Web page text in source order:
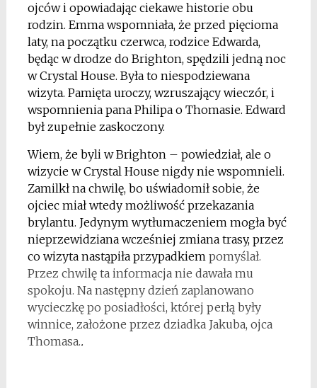
ojców i opowiadając ciekawe historie obu
rodzin. Emma wspomniała, że przed pięcioma
laty, na początku czerwca, rodzice Edwarda,
będąc w drodze do Brighton, spędzili jedną noc
w Crystal House. Była to niespodziewana
wizyta. Pamięta uroczy, wzruszający wieczór, i
wspomnienia pana Philipa o Thomasie. Edward
był zupełnie zaskoczony.
Wiem, że byli w Brighton – powiedział, ale o
wizycie w Crystal House nigdy nie wspomnieli.
Zamilkł na chwilę, bo uświadomił sobie, że
ojciec miał wtedy możliwość przekazania
brylantu. Jedynym wytłumaczeniem mogła być
nieprzewidziana wcześniej zmiana trasy, przez
co wizyta nastąpiła przypadkiempomyślał.
Przez chwilę ta informacja nie dawała mu
spokoju. Na następny dzień zaplanowano
wycieczkę po posiadłości, której perłą były
winnice, założone przez dziadka Jakuba, ojca
Thomasa..